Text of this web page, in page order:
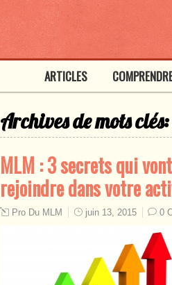
ARTICLES
Archives de mots
MLM : 3 secrets qui
rejoindre dans votre
Pro Du MLM juin 13, 2015 0